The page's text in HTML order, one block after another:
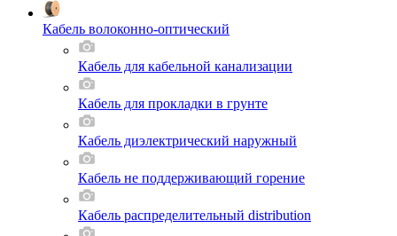
Кабель волоконно-оптический
Кабель для кабельной канализации
Кабель для прокладки в грунте
Кабель диэлектрический наружный
Кабель не поддерживающий горение
Кабель распределительный distribution